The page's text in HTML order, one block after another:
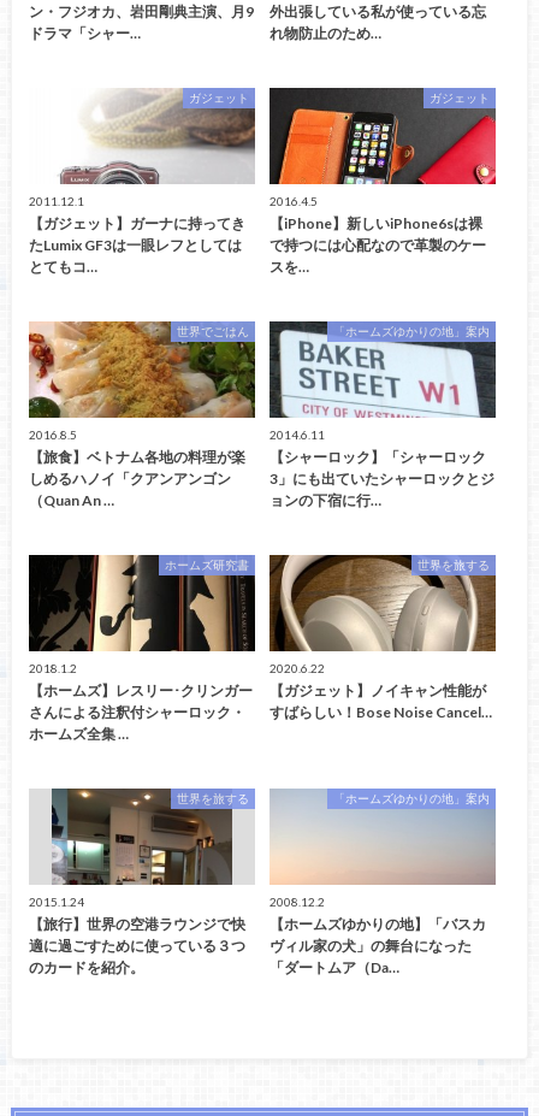
ン・フジオカ、岩田剛典主演、月9
ドラマ「シャー…
外出張している私が使っている忘
れ物防止のため…
ガジェット
2011.12.1
【ガジェット】ガーナに持ってき
たLumix GF3は一眼レフとしては
とてもコ…
ガジェット
2016.4.5
【iPhone】新しいiPhone6sは裸
で持つには心配なので革製のケー
スを…
世界でごはん
2016.8.5
【旅食】ベトナム各地の料理が楽
しめるハノイ「クアンアンゴン
（Quan An …
「ホームズゆかりの地」案内
2014.6.11
【シャーロック】「シャーロック
3」にも出ていたシャーロックとジ
ョンの下宿に行…
ホームズ研究書
2018.1.2
【ホームズ】レスリー･クリンガー
さんによる注釈付シャーロック・
ホームズ全集 …
世界を旅する
2020.6.22
【ガジェット】ノイキャン性能が
すばらしい！Bose Noise Cancel…
世界を旅する
2015.1.24
【旅行】世界の空港ラウンジで快
適に過ごすために使っている３つ
のカードを紹介。
「ホームズゆかりの地」案内
2008.12.2
【ホームズゆかりの地】「バスカ
ヴィル家の犬」の舞台になった
「ダートムア（Da…